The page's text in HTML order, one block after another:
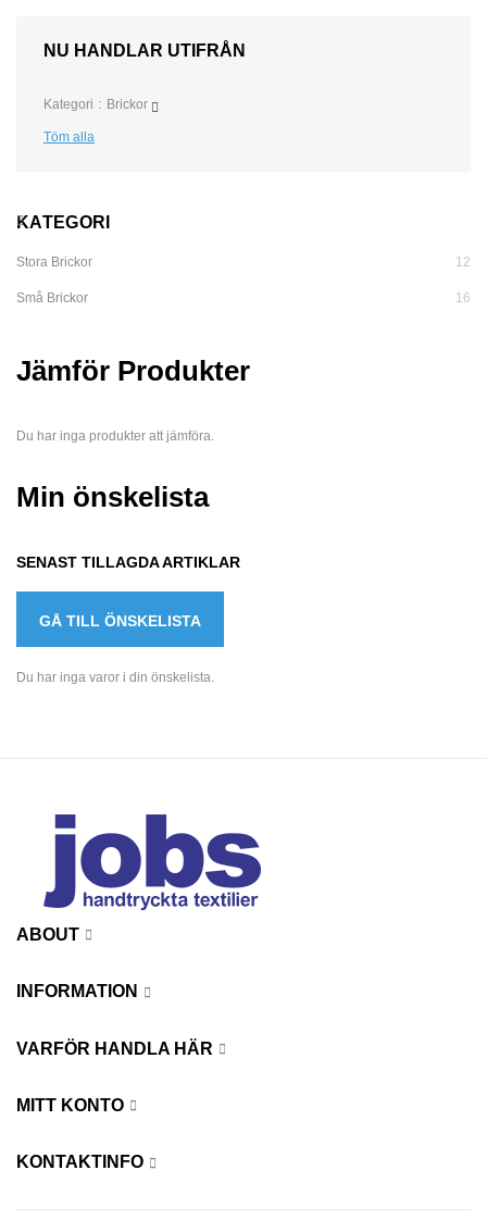
NU HANDLAR UTIFRÅN
Kategori Brickor
Töm alla
KATEGORI
Stora Brickor 12
Små Brickor 16
Jämför Produkter
Du har inga produkter att jämföra.
Min önskelista
SENAST TILLAGDA ARTIKLAR
GÅ TILL ÖNSKELISTA
Du har inga varor i din önskelista.
ABOUT
INFORMATION
VARFÖR HANDLA HÄR
MITT KONTO
KONTAKTINFO